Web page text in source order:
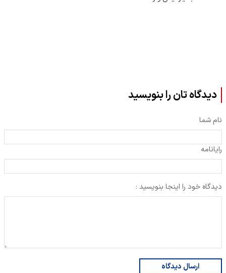
دیدگاه تان را بنویسید
نام شما
رایانامه
دیدگاه خود را اینجا بنویسید :
ارسال دیدگاه